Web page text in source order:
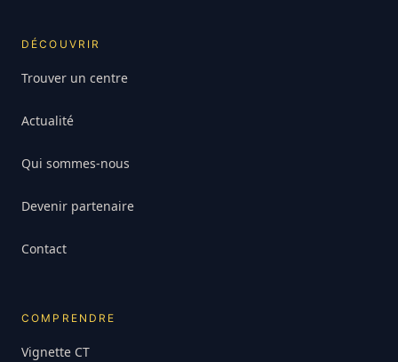
DÉCOUVRIR
Trouver un centre
Actualité
Qui sommes-nous
Devenir partenaire
Contact
COMPRENDRE
Vignette CT